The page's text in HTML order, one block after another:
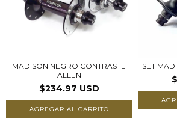
MADISON NEGRO CONTRASTE
ALLEN
$234.97 USD
AGREGAR AL CARRITO
SET